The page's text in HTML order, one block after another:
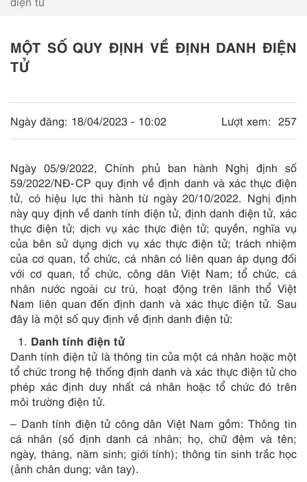
MỘT SỐ QUY ĐỊNH VỀ ĐỊNH DANH ĐIỆN
TỬ
Ngày đăng: 18/04/2023 - 10:02 Lượt xem: 257
Ngày 05/9/2022, Chính phủ ban hành Nghị định số
59/2022/NĐ-CP quy định về định danh và xác thực điện
tử, có hiệu lực thi hành từ ngày 20/10/2022. Nghị định
này quy định về danh tính điện tử, định danh điện tử, xác
thực điện tử; dịch vụ xác thực điện tử; quyền, nghĩa vụ
của bên sử dụng dịch vụ xác thực điện tử; trách nhiệm
của cơ quan, tổ chức, cá nhân có liên quan áp dụng đối
với cơ quan, tổ chức, công dân Việt Nam; tổ chức, cá
nhân nước ngoài cư trú, hoạt động trên lãnh thổ Việt
Nam liên quan đến định danh và xác thực điện tử. Sau
đây là một số quy định về định danh điện tử:
Danh tính điện tử
Danh tính điện tử là thông tin của một cá nhân hoặc một
tổ chức trong hệ thống định danh và xác thực điện tử cho
phép xác định duy nhất cá nhân hoặc tổ chức đó trên
môi trường điện tử.
– Danh tính điện tử công dân Việt Nam gồm: Thông tin
cá nhân (số định danh cá nhân; họ, chữ đệm và tên;
ngày, tháng, năm sinh; giới tính); thông tin sinh trắc học
(ảnh chân dung; vân tay).